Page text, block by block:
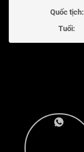
Quốc tịch:
Tuổi: